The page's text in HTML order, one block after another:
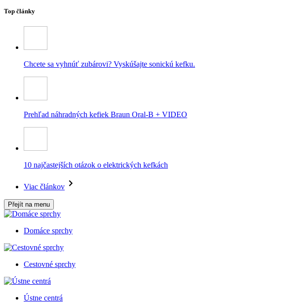
Top články
Chcete sa vyhnúť zubárovi? Vyskúšajte sonickú kefku.
Prehľad náhradných kefiek Braun Oral-B + VIDEO
10 najčastejších otázok o elektrických kefkách
Viac článkov
Přejít na menu
Domáce sprchy
Cestovné sprchy
Ústne centrá